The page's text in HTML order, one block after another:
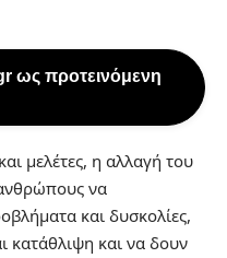
ως προτεινόμενη
μελέτες, η αλλαγή του
να
και δυσκολίες,
κατάθλιψη και να δουν